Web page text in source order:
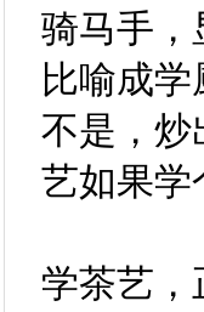
骑马手，
比喻成
不是，炒
艺如果学
学茶艺